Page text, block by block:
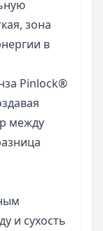
зона
в
Pinlock®
между
и сухость